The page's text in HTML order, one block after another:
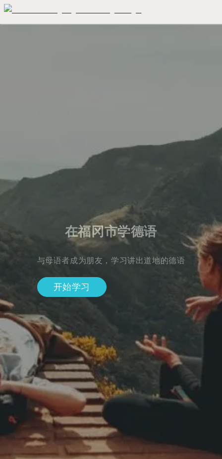
在福冈市学德语
与母语者成为朋友，学习讲出道地的德语
开始学习